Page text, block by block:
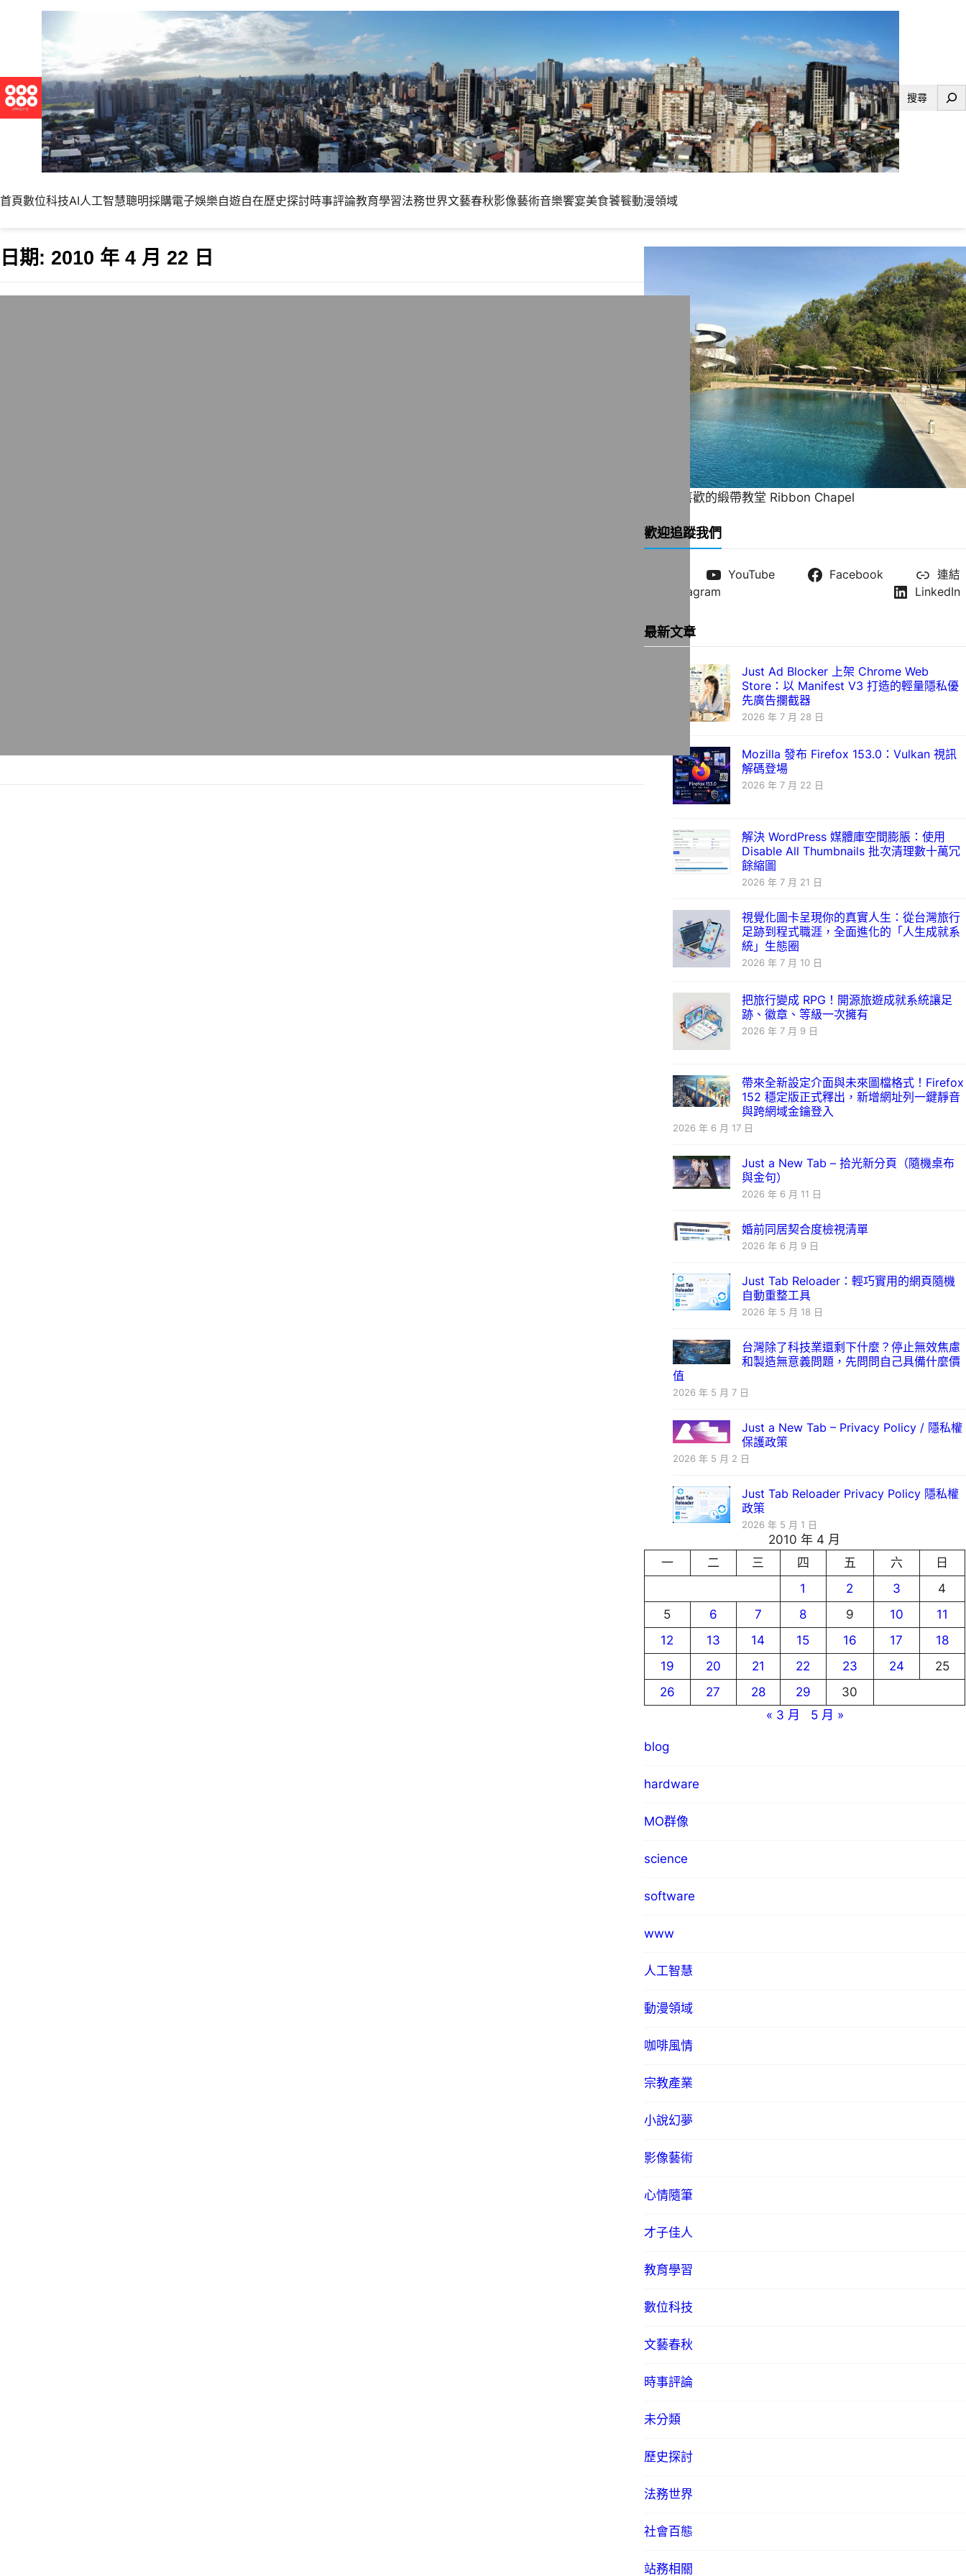
搜
首頁數位科技AI人工智慧聰明採購電子娛樂自遊自在歷史探討時事評論教育學習法務世界文藝春秋影像藝術音樂饗宴美食饕餮動漫領域
日期: 2010 年 4 月 22 日
一直很喜歡的緞帶教堂 Ribbon Chapel
歡迎追蹤我們
YouTube Facebook
連結
Instagram
LinkedIn
最新文章
Just Ad Blocker 上架 Chrome Web
Store：以 Manifest V3 打造的輕量隱私優
先廣告攔截器
2026 年 7 月 28 日
Mozilla 發布 Firefox 153.0：Vulkan 視訊
解碼登場
2026 年 7 月 22 日
解決 WordPress 媒體庫空間膨脹：使用
Disable All Thumbnails 批次清理數十萬冗
餘縮圖
2026 年 7 月 21 日
視覺化圖卡呈現你的真實人生：從台灣旅行
足跡到程式職涯，全面進化的「人生成就系
統」生態圈
2026 年 7 月 10 日
把旅行變成 RPG！開源旅遊成就系統讓足
跡、徽章、等級一次擁有
2026 年 7 月 9 日
帶來全新設定介面與未來圖檔格式！Firefox
152 穩定版正式釋出，新增網址列一鍵靜音
與跨網域金鑰登入
2026 年 6 月 17 日
Just a New Tab – 拾光新分頁（隨機桌布
與金句）
2026 年 6 月 11 日
婚前同居契合度檢視清單
2026 年 6 月 9 日
Just Tab Reloader：輕巧實用的網頁隨機
自動重整工具
2026 年 5 月 18 日
台灣除了科技業還剩下什麼？停止無效焦慮
和製造無意義問題，先問問自己具備什麼價
值
2026 年 5 月 7 日
Just a New Tab – Privacy Policy / 隱私權
保護政策
2026 年 5 月 2 日
Just Tab Reloader Privacy Policy 隱私權
政策
2026 年 5 月 1 日
2010 年 4 月
一
二 三 四 五 六
日
1
2 3
4
5
6 7 8 9 10
11
12
13 14 15 16 17
18
19
20 21 22 23 24
25
26
27 28 29
30
« 3 月
5 月 »
blog
hardware
MO群像
science
software
www
人工智慧
動漫領域
咖啡風情
宗教產業
小說幻夢
影像藝術
心情隨筆
才子佳人
教育學習
數位科技
文藝春秋
時事評論
未分類
歷史探討
法務世界
社會百態
站務相關